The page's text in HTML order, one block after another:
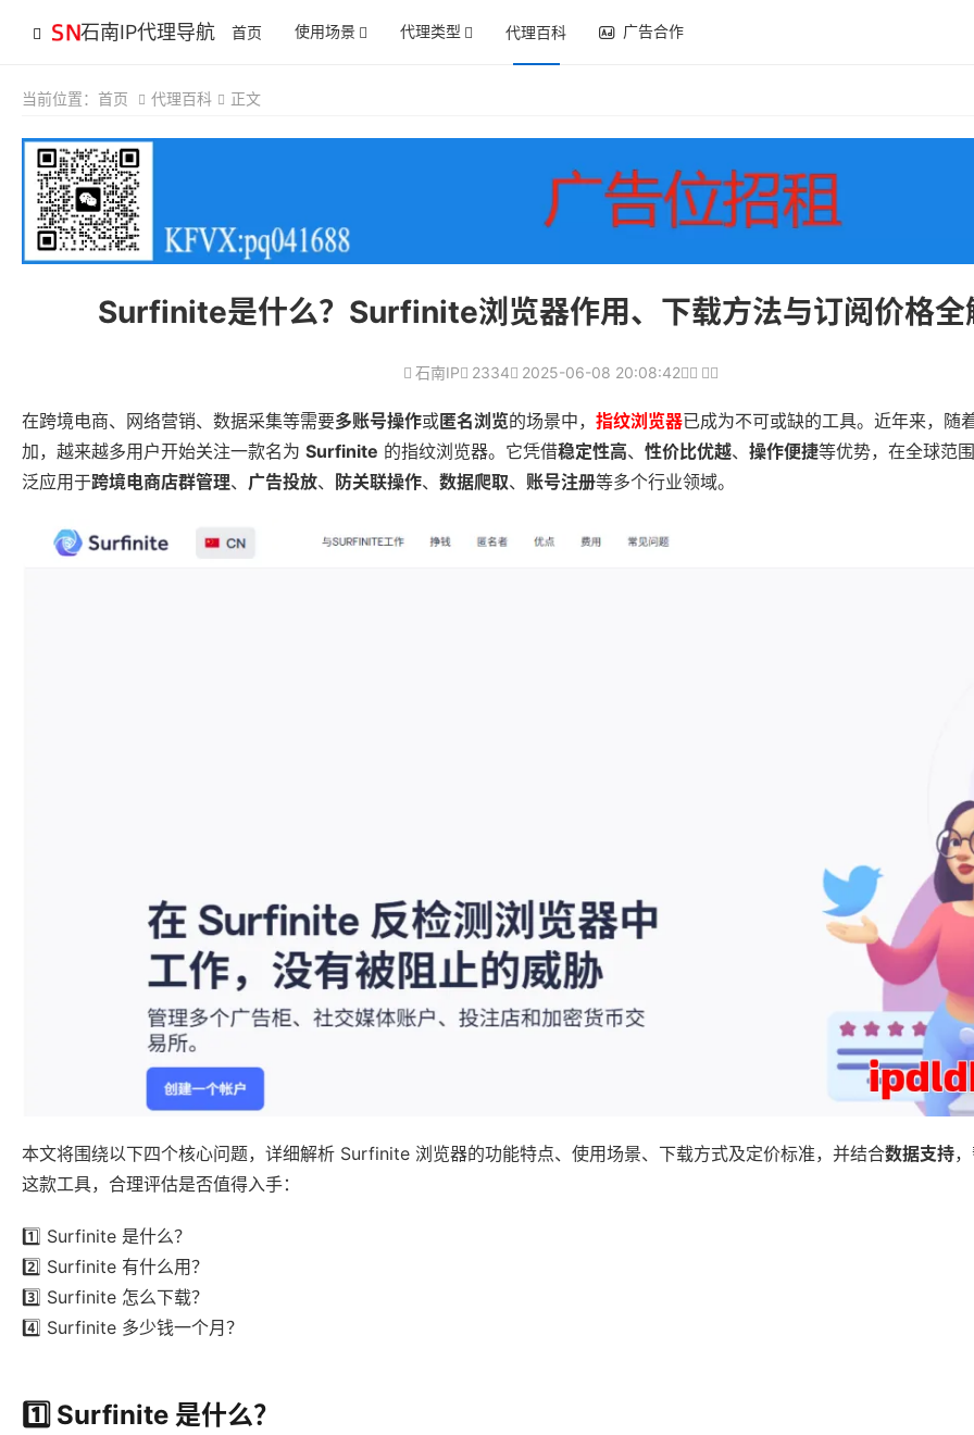
石南IP代理导航 首页 使用场景 代理类型 代理百科 广告合作
当前位置： 首页 代理百科 正文
Surfinite是什么？Surfinite浏览器作用、下载方法与订阅价格全
石南IP 2334 2025-06-08 20:08:42
在跨境电商、网络营销、数据采集等需要多账号操作或匿名浏览的场景中， 指纹浏览器已成为不可或缺的工具。近年来，随
加，越来越多用户开始关注一款名为 Surfinite 的指纹浏览器。它凭借稳定性高、 性价比优越、 操作便捷等优势，在全球范
泛应用于跨境电商店群管理、 广告投放、 防关联操作、 数据爬取、 账号注册等多个行业领域。
本文将围绕以下四个核心问题，详细解析 Surfinite 浏览器的功能特点、使用场景、下载方式及定价标准，并结合数据支持
这款工具，合理评估是否值得入手：
1️⃣ Surfinite 是什么？
2️⃣ Surfinite 有什么用？
3️⃣ Surfinite 怎么下载？
4️⃣ Surfinite 多少钱一个月？
1️⃣ Surfinite 是什么？